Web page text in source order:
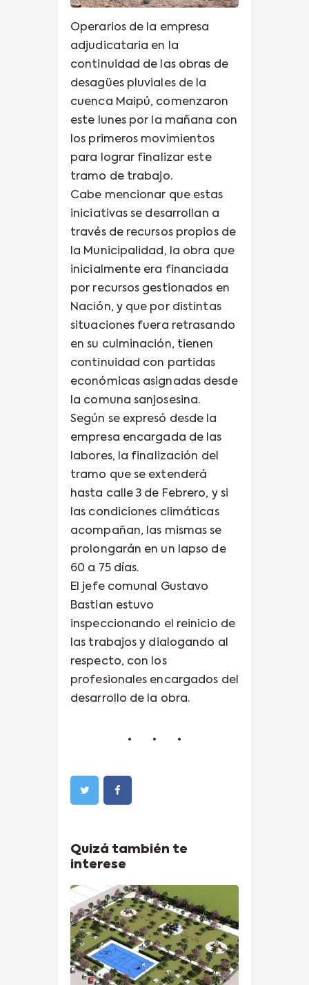
Operarios de la empresa
adjudicataria en la
continuidad de las obras de
desagües pluviales de la
cuenca Maipú, comenzaron
este lunes por la mañana con
los primeros movimientos
para lograr finalizar este
tramo de trabajo.
Cabe mencionar que estas
iniciativas se desarrollan a
través de recursos propios de
la Municipalidad, la obra que
inicialmente era financiada
por recursos gestionados en
Nación, y que por distintas
situaciones fuera retrasando
en su culminación, tienen
continuidad con partidas
económicas asignadas desde
la comuna sanjosesina.
Según se expresó desde la
empresa encargada de las
labores, la finalización del
tramo que se extenderá
hasta calle 3 de Febrero, y si
las condiciones climáticas
acompañan, las mismas se
prolongarán en un lapso de
60 a 75 días.
El jefe comunal Gustavo
Bastian estuvo
inspeccionando el reinicio de
las trabajos y dialogando al
respecto, con los
profesionales encargados del
desarrollo de la obra.
Quizá también te
interese